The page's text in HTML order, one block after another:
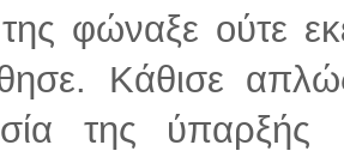
φώναξε ούτε
Κάθισε
της ύπαρξής